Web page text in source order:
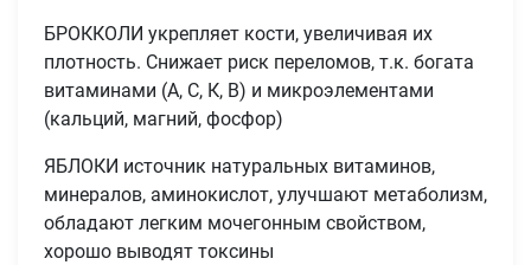
БРОККОЛИ укрепляет кости, увеличивая их
плотность. Снижает риск переломов, т.к. богата
витаминами (А, С, К, В) и микроэлементами
(кальций, магний, фосфор)
ЯБЛОКИ источник натуральных витаминов,
минералов, аминокислот, улучшают метаболизм,
обладают легким мочегонным свойством,
хорошо выводят токсины
Имя